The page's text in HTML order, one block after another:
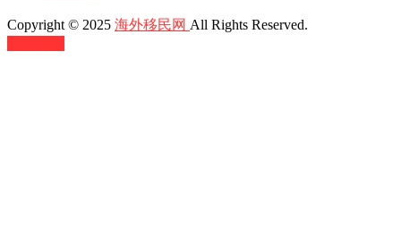
Copyright © 2025 海外移民网 All Rights Reserved.